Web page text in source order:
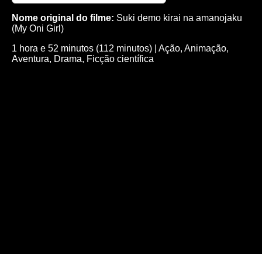
Nome original do filme: Suki demo kirai na amanojaku
(My Oni Girl)
1 hora e 52 minutos (112 minutos)
Ação, Animação,
Aventura, Drama, Ficção científica